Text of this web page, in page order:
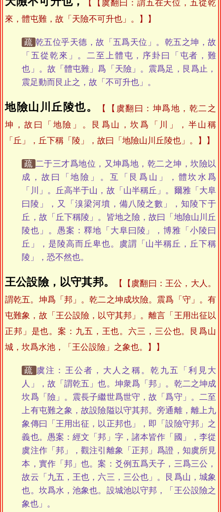
【虞翻曰：謂五在天位，五從乾
來，體屯難，故「天險不可升也」。】
疏 乾五位乎天德，故「五爲天位」。乾五之坤，故
「五從乾來」。二至上體屯，序卦曰「屯者，難
也」。故「體屯難」爲「天險」。震爲足，艮爲止，
震足動而艮止之，故「不可升也」。
地險山川丘陵也。
【虞翻曰：坤爲地，乾二之
坤，故曰「地險」。艮爲山，坎爲「川」，半山稱
「丘」，丘下稱「陵」，故曰「地險山川丘陵也」。】
疏 二于三才爲地位，又坤爲地，乾二之坤，坎險以
成，故曰「地險」。互「艮爲山」，體坎水爲
「川」。丘高半于山，故「山半稱丘」。爾雅「大阜
曰陵」，又「溴梁河墳，備八陵之數」，知陵下于
丘，故「丘下稱陵」。皆地之險，故曰「地險山川丘
陵也」。愚案：釋地「大阜曰陵」，博雅「小陵曰
丘」，是陵高而丘卑也。虞謂「山半稱丘，丘下稱
陵」，恐不然也。
王公設險，以守其邦。
【虞翻曰：王公，大人。
謂乾五。坤爲「邦」。乾二之坤成坎險。震爲「守」。有
屯難象，故「王公設險，以守其邦」。離言「王用出征以
正邦」是也。案：九五，王也。六三，三公也。艮爲山
城，坎爲水池，「王公設險」之象也。】
疏 虞注：王公者，大人之稱。乾九五「利見大
人」，故「謂乾五」也。坤衆爲「邦」。乾二之坤成
坎爲「險」。震長子繼世爲世守，故「爲守」。二至
上有屯難之象，故設險隘以守其邦。旁通離，離上九
象傳曰「王用出征，以正邦也」，即「設險守邦」之
義也。愚案：經文「邦」字，諸本皆作「國」，李從
虞注作「邦」，觀注引離象「正邦」爲證，知虞所見
本，實作「邦」也。案：爻例五爲天子，三爲三公，
故云「九五，王也，六三，三公也」。艮爲山，城象
也。坎爲水，池象也。設城池以守邦，「王公設險之
象也」。